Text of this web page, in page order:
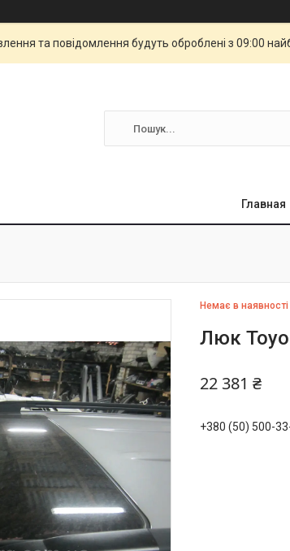
та повідомлення будуть оброблені з 09:00
Главная
Немає в наявності
Люк
22 381 ₴
+380 (50) 500-